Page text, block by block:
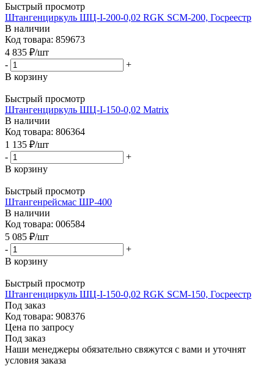
Быстрый просмотр
Штангенциркуль ШЦ-I-200-0,02 RGK SCM-200, Госреестр
В наличии
Код товара: 859673
4 835 ₽/шт
-
+
В корзину
Быстрый просмотр
Штангенциркуль ШЦ-I-150-0,02 Matrix
В наличии
Код товара: 806364
1 135 ₽/шт
-
+
В корзину
Быстрый просмотр
Штангенрейсмас ШР-400
В наличии
Код товара: 006584
5 085 ₽/шт
-
+
В корзину
Быстрый просмотр
Штангенциркуль ШЦ-I-150-0,02 RGK SCM-150, Госреестр
Под заказ
Код товара: 908376
Цена по запросу
Под заказ
Наши менеджеры обязательно свяжутся с вами и уточнят
условия заказа